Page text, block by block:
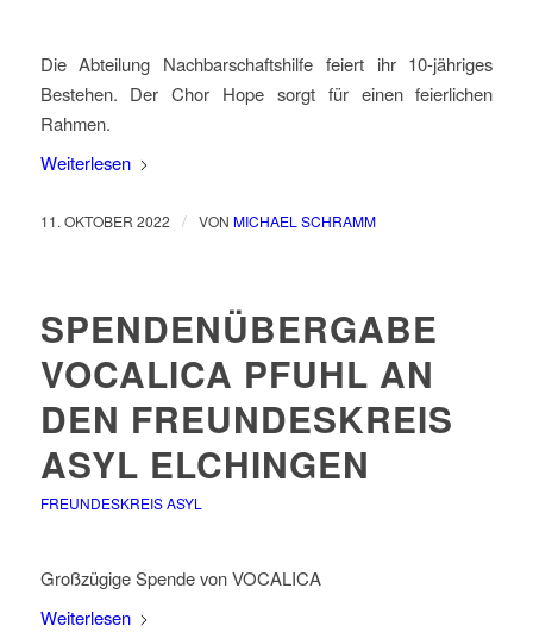
Die Abteilung Nachbarschaftshilfe feiert ihr 10-jähriges
Bestehen. Der Chor Hope sorgt für einen feierlichen
Rahmen.
Weiterlesen
11. OKTOBER 2022 / VON MICHAEL SCHRAMM
SPENDENÜBERGABE
VOCALICA PFUHL AN
DEN FREUNDESKREIS
ASYL ELCHINGEN
FREUNDESKREIS ASYL
Großzügige Spende von VOCALICA
Weiterlesen